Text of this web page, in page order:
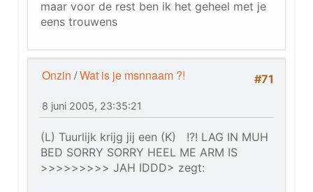
maar voor de rest ben ik het geheel met je
eens trouwens
#71
Onzin /Wat is je msnnaam ?!
8 juni 2005, 23:35:21
(L) Tuurlijk krijg jij een (K) !?! LAG IN MUH
BED SORRY SORRY HEEL ME ARM IS
>>>>>>>>> JAH IDDD> zegt: